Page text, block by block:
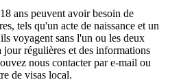
ans peuvent avoir besoin de
tels qu'un acte de naissance et un
voyagent sans l'un ou les deux
jour régulières et des informations
nous contacter par e-mail ou
de visas local.